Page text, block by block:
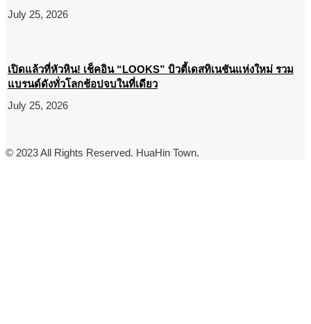
July 25, 2026
เปิดแล้วที่หัวหิน! เช็คอิน “LOOKS” บิวตี้เดสทิเนชันแห่งใหม่ รวม
แบรนด์ดังทั่วโลกช้อปจบในที่เดียว
July 25, 2026
© 2023 All Rights Reserved. HuaHin Town.